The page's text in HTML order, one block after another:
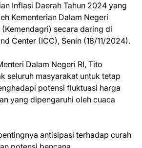
Inflasi Daerah Tahun 2024 yang
Kementerian Dalam Negeri
secara daring di
Center (ICC), Senin (18/11/2024).
Dalam Negeri RI, Tito
seluruh masyarakat untuk tetap
potensi fluktuasi harga
yang dipengaruhi oleh cuaca
antisipasi terhadap curah